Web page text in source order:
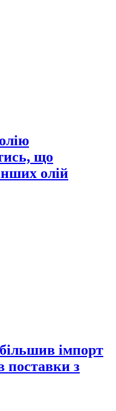
що
олій
імпорт
поставки з